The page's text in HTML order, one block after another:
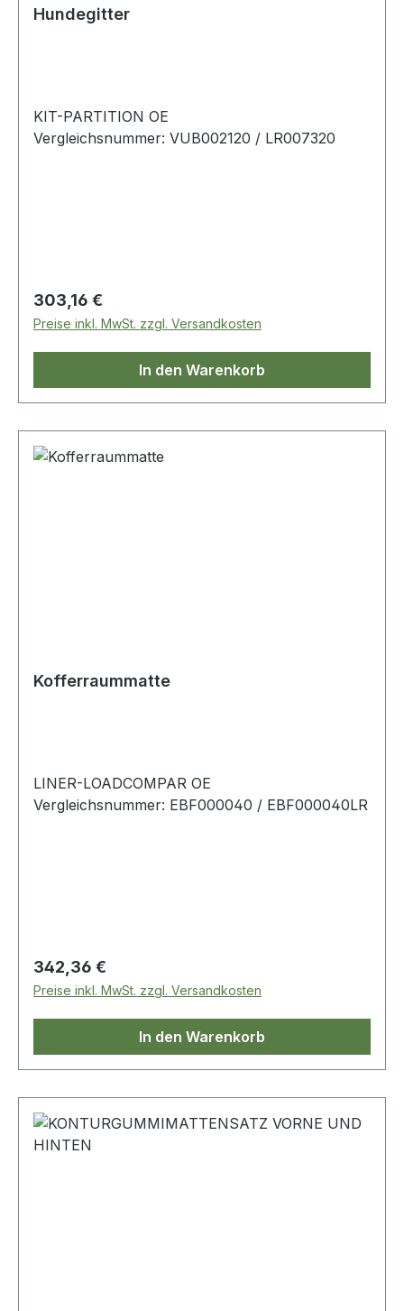
Hundegitter
KIT-PARTITION OE
Vergleichsnummer: VUB002120 / LR007320
Regulärer Preis:
303,16 €
Preise inkl. MwSt. zzgl. Versandkosten
In den Warenkorb
Kofferraummatte
LINER-LOADCOMPAR OE
Vergleichsnummer: EBF000040 / EBF000040LR
Regulärer Preis:
342,36 €
Preise inkl. MwSt. zzgl. Versandkosten
In den Warenkorb